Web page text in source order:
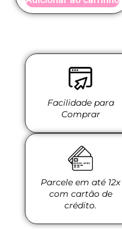
Facilidade para
Comprar
Parcele em até 12x
com cartão de
crédito.